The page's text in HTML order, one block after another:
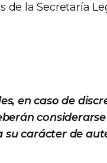
de la Secretaría
en caso de
su carácter de